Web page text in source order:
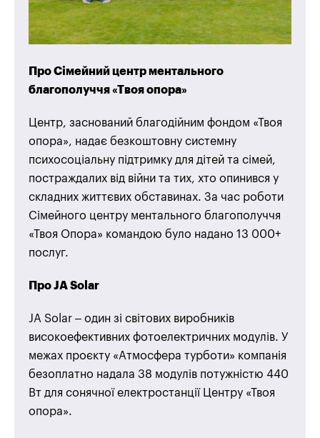
Про Сімейний центр ментального
благополуччя «Твоя опора»
Центр, заснований благодійним фондом «Твоя
опора», надає безкоштовну системну
психосоціальну підтримку для дітей та сімей,
постраждалих від війни та тих, хто опинився у
складних життєвих обставинах. За час роботи
Сімейного центру ментального благополуччя
«Твоя Опора» командою було надано 13 000+
послуг.
Про JA Solar
JA Solar – один зі світових виробників
високоефективних фотоелектричних модулів. У
межах проєкту «Атмосфера турботи» компанія
безоплатно надала 38 модулів потужністю 440
Вт для сонячної електростанції Центру «Твоя
опора».